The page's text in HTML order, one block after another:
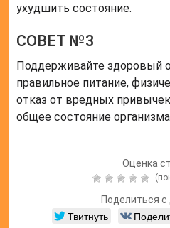
ухудшить состояние.
СОВЕТ №3
Поддерживайте здоровый
правильное питание,
отказ от вредных
общее состояние
Оценка
Поделиться с
Твитнуть